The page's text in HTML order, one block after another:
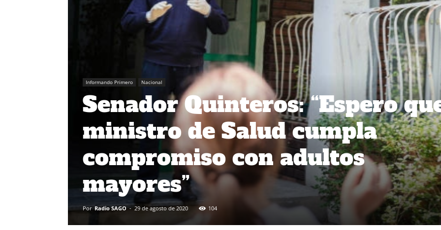
Informando Primero Nacional
Senador Quinteros: “Espero
ministro de Salud cumpla
compromiso con adultos
mayores”
Por Radio SAGO - 29 de agosto de 2020 104